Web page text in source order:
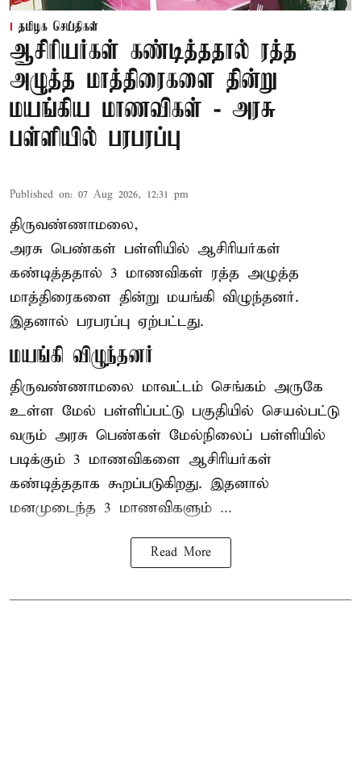
தமிழக செய்திகள்
ஆசிரியர்கள் கண்டித்ததால் ரத்த
அழுத்த மாத்திரைகளை தின்று
மயங்கிய மாணவிகள் - அரசு
பள்ளியில் பரபரப்பு
Published on: 07 Aug 2026, 12:31 pm
திருவண்ணாமலை,
அரசு பெண்கள் பள்ளியில் ஆசிரியர்கள்
கண்டித்ததால் 3 மாணவிகள் ரத்த அழுத்த
மாத்திரைகளை தின்று மயங்கி விழுந்தனர்.
இதனால் பரபரப்பு ஏற்பட்டது.
மயங்கி விழுந்தனர்
திருவண்ணாமலை மாவட்டம் செங்கம் அருகே
உள்ள மேல் பள்ளிப்பட்டு பகுதியில் செயல்பட்டு
வரும் அரசு பெண்கள் மேல்நிலைப் பள்ளியில்
படிக்கும் 3 மாணவிகளை ஆசிரியர்கள்
கண்டித்ததாக கூறப்படுகிறது. இதனால்
மனமுடைந்த 3 மாணவிகளும் ...
Read More